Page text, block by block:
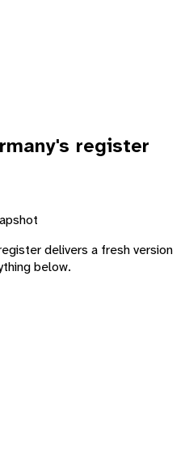
's register
delivers a fresh version
below.